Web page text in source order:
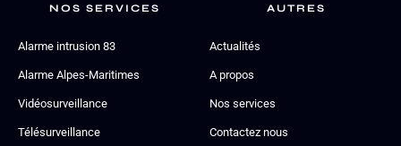
NOS SERVICES
Alarme intrusion 83
Alarme Alpes-Maritimes
Vidéosurveillance
Télésurveillance
AUTRES
Actualités
A propos
Nos services
Contactez nous